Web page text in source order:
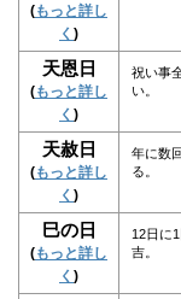
(もっと詳し
く )
天恩日
(もっと詳し
く )
祝い事
い。
天赦日
(もっと詳し
く )
年に数
る。
巳の日
(もっと詳し
く )
12日に
吉。